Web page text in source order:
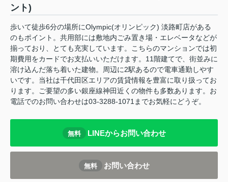
ント)
歩いて徒歩6分の場所にOlympic(オリンピック) 淡路町店がある
のもポイント。共用部には敷地内ごみ置き場・エレベータなどが
揃っており、とても充実しています。こちらのマンションでは初
期費用をカードでお支払いいただけます。11階建てで、街並みに
溶け込んだ落ち着いた建物。周辺に2駅あるので電車通勤しやす
いです。当社は千代田区エリアの賃貸情報を豊富に取り扱ってお
ります。ご要望の多い銀座線神田近くの物件も多数あります。お
電話でのお問い合わせは03-3288-1071までお気軽にどうぞ。
無料 LINEからお問い合わせ
無料 お問い合わせ